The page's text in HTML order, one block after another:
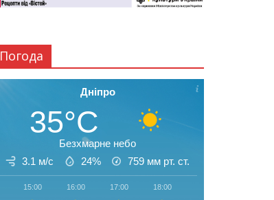
Погода
Дніпро
35°C
Безхмарне небо
3.1 м/с
24% 759 мм рт. ст.
15:00 16:00 17:00 18:00